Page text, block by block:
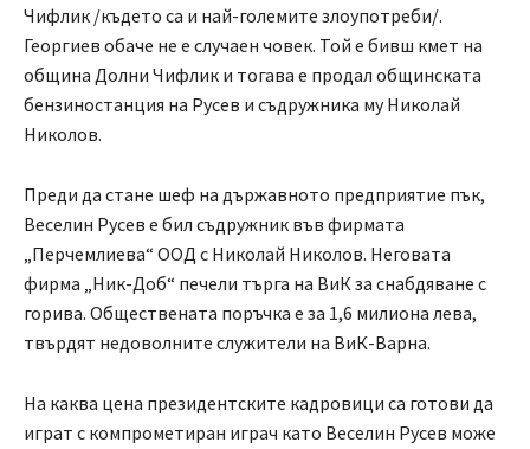
Чифлик /където са и най-големите злоупотреби/.
Георгиев обаче не е случаен човек. Той е бивш кмет на
община Долни Чифлик и тогава е продал общинската
бензиностанция на Русев и съдружника му Николай
Николов.
Преди да стане шеф на държавното предприятие пък,
Веселин Русев е бил съдружник във фирмата
„Перчемлиева“ ООД с Николай Николов. Неговата
фирма „Ник-Доб“ печели търга на ВиК за снабдяване с
горива. Обществената поръчка е за 1,6 милиона лева,
твърдят недоволните служители на ВиК-Варна.
На каква цена президентските кадровици са готови да
играт с компрометиран играч като Веселин Русев може